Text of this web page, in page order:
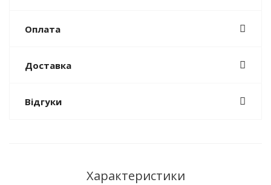
Оплата
Доставка
Відгуки
Характеристики